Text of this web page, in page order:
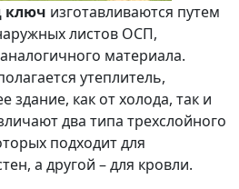
ключ изготавливаются путем
листов ОСП,
материала.
утеплитель,
как от холода, так и
два типа трехслойного
подходит для
а другой – для кровли.